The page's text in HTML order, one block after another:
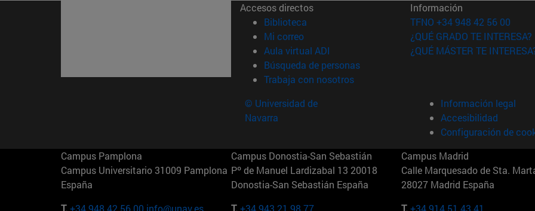
Accesos directos
Biblioteca (abre en nueva ventana)
Mi correo(abre en nueva ventana)
Aula virtual ADI (abre en nueva ventana)
Búsqueda de personas(abre en nueva ventana)
Trabaja con nosotros(abre en nueva ventana)
Información
TFNO +34 948 42 56 00
¿QUÉ GRADO TE INTERESA?
¿QUÉ MÁSTER TE
© Universidad de
Navarra
Información legal
Accesibilidad
Configuración de
Campus Pamplona
Campus Universitario 31009 Pamplona
España
T. +34 948 42 56 00 info@unav.es
Campus Donostia-San Sebastián
Pº de Manuel Lardizabal 13 20018
Donostia-San Sebastián España
T. +34 943 21 98 77
Campus Madrid
Calle Marquesado de Sta.
28027 Madrid España
T. +34 914 51 43 41